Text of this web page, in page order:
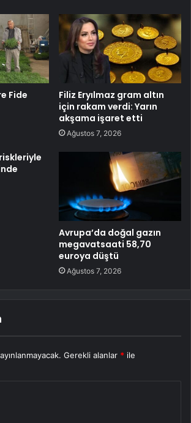
Fide
Filiz Eryılmaz gram altın
için rakam verdi: Yarın
akşama işaret etti
Ağustos 7, 2026
Avrupa’da doğal gazın
megavatsaati 58,70
euroya düştü
Ağustos 7, 2026
Gerekli alanlar * ile